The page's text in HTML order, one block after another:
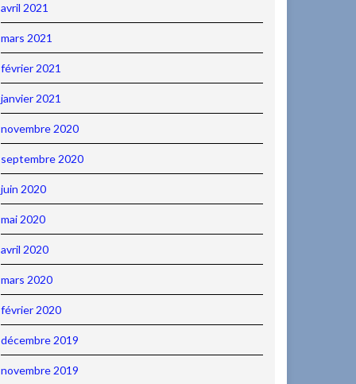
avril 2021
mars 2021
février 2021
janvier 2021
novembre 2020
septembre 2020
juin 2020
mai 2020
avril 2020
mars 2020
février 2020
décembre 2019
novembre 2019